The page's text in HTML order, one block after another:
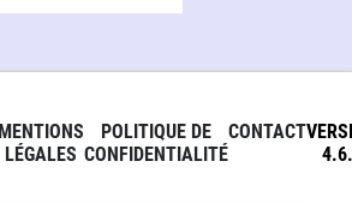
MENTIONS
LÉGALES
POLITIQUE DE
CONFIDENTIALITÉ
CONTACT